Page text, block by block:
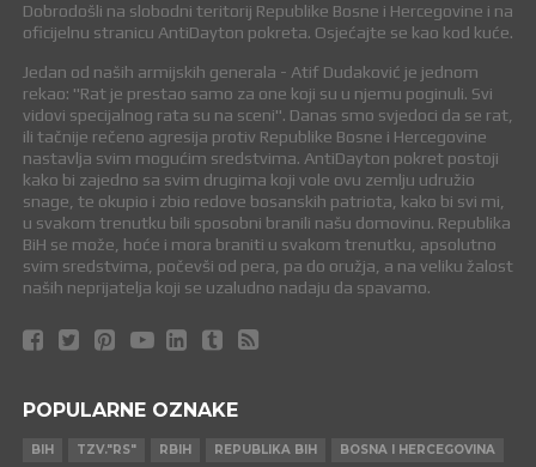
Dobrodošli na slobodni teritorij Republike Bosne i Hercegovine i na
oficijelnu stranicu AntiDayton pokreta. Osjećajte se kao kod kuće.
Jedan od naših armijskih generala - Atif Dudaković je jednom
rekao: "Rat je prestao samo za one koji su u njemu poginuli. Svi
vidovi specijalnog rata su na sceni". Danas smo svjedoci da se rat,
ili tačnije rečeno agresija protiv Republike Bosne i Hercegovine
nastavlja svim mogućim sredstvima. AntiDayton pokret postoji
kako bi zajedno sa svim drugima koji vole ovu zemlju udružio
snage, te okupio i zbio redove bosanskih patriota, kako bi svi mi,
u svakom trenutku bili sposobni branili našu domovinu. Republika
BiH se može, hoće i mora braniti u svakom trenutku, apsolutno
svim sredstvima, počevši od pera, pa do oružja, a na veliku žalost
naših neprijatelja koji se uzaludno nadaju da spavamo.
POPULARNE OZNAKE
BIH TZV."RS" RBIH REPUBLIKA BIH
BOSNA I HERCEGOVINA